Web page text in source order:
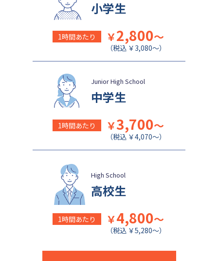
成城学園中学校 日本大学豊山中学校
小学生
1時間あたり ￥2,800～
（税込 ￥3,080～）
Junior High School
中学生
1時間あたり ￥3,700～
（税込 ￥4,070～）
High School
高校生
1時間あたり ￥4,800～
（税込 ￥5,280～）